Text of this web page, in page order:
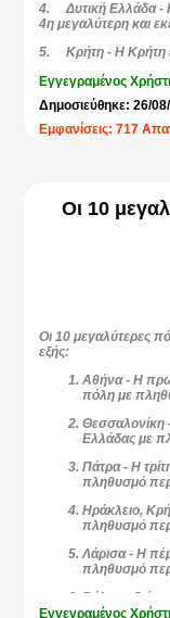
4.Δυτική Ελλάδα-
4η μεγαλύτερη και
5.Κρήτη - Η Κρήτη
Ανατολικής
Ανατολικής
στην Ελλάδα με
8.Στερεά Ελλάδα-
Προσοχή άλλο
(Νομοί).
Όλα τα παραπάνω
της ΕΛΣΤΑΤ
ολοκληρώθηκε το
Εγγεγραμένος
Δημοσιεύθηκε: 26/
Εμφανίσεις: 717
Οι 10
Οι 10 μεγαλύτερες
εξής:
Αθήνα - Η
πόλη με
Θεσσαλονίκη
Ελλάδας με
Πάτρα - Η
πληθυσμό
Ηράκλειο,
πληθυσμό
Λάρισα - Η
πληθυσμό
Βόλος - Ο
με περίπου
Εγγεγραμένος